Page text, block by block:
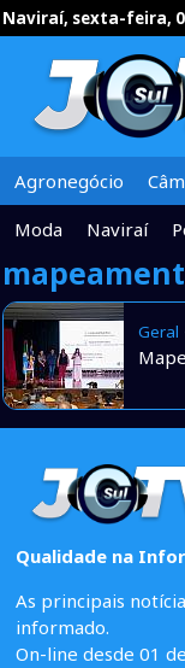
Naviraí, sexta-feira,
Agronegócio
Moda
Naviraí
Geral
Qualidade na
As principais
informado.
On-line desde 01